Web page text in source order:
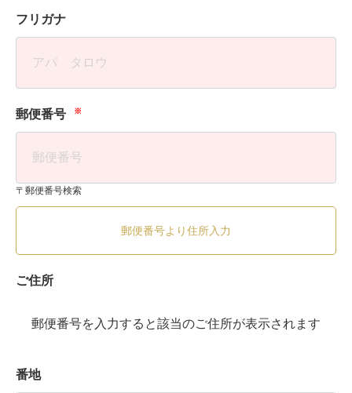
フリガナ
郵便番号 ※
〒郵便番号検索
郵便番号より住所入力
ご住所
郵便番号を入力すると該当のご住所が表示されます
番地